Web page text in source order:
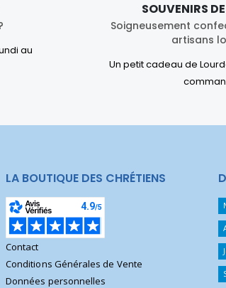
au
SOUVENIRS
Soigneusement
artisans
Un petit cadeau de
LA BOUTIQUE DES CHRÉTIENS
Contact
Conditions Générales de Vente
Données personnelles